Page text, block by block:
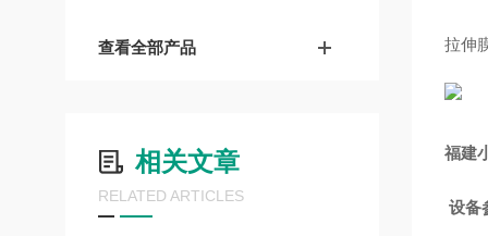
查看全部产品
相关文章
RELATED ARTICLES
拉伸
福建
设备